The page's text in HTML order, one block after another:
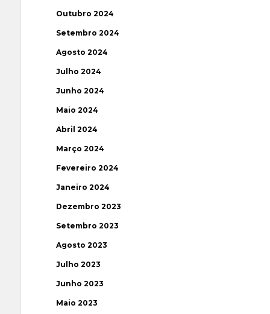
Outubro 2024
Setembro 2024
Agosto 2024
Julho 2024
Junho 2024
Maio 2024
Abril 2024
Março 2024
Fevereiro 2024
Janeiro 2024
Dezembro 2023
Setembro 2023
Agosto 2023
Julho 2023
Junho 2023
Maio 2023